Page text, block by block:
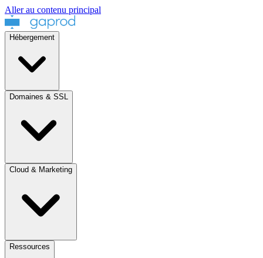
Aller au contenu principal
Hébergement
Domaines & SSL
Cloud & Marketing
Ressources